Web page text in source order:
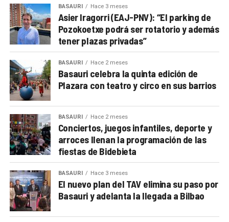
BASAURI Hace 3 meses
Asier Iragorri (EAJ-PNV): “El parking de
Pozokoetxe podrá ser rotatorio y además
tener plazas privadas”
BASAURI Hace 2 meses
Basauri celebra la quinta edición de
Plazara con teatro y circo en sus barrios
BASAURI Hace 2 meses
Conciertos, juegos infantiles, deporte y
arroces llenan la programación de las
fiestas de Bidebieta
BASAURI Hace 3 meses
El nuevo plan del TAV elimina su paso por
Basauri y adelanta la llegada a Bilbao